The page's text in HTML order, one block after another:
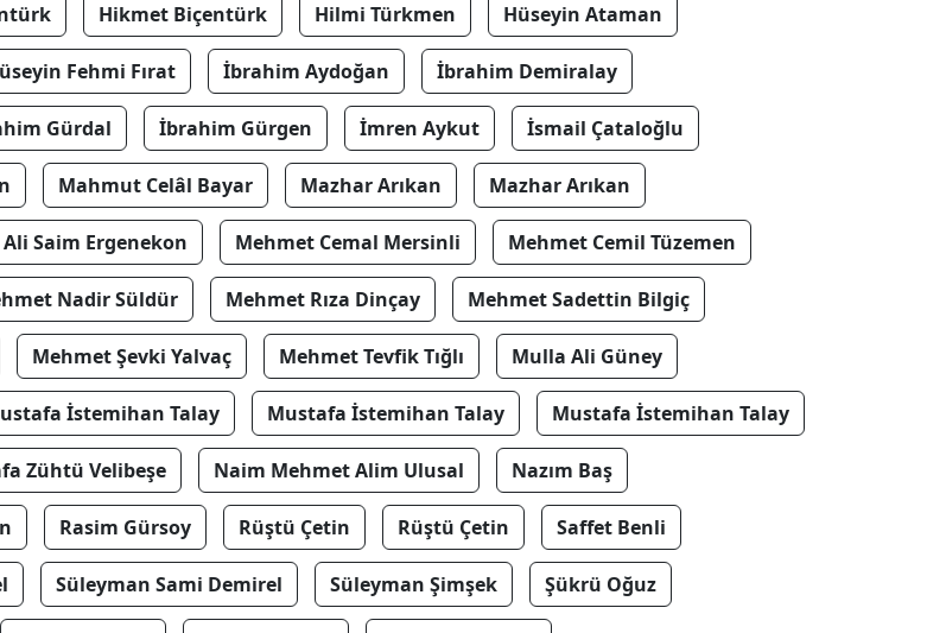
Hikmet Biçentürk Hilmi Türkmen Hüseyin Ataman
Fehmi Fırat İbrahim Aydoğan İbrahim Demiralay
Gürdal İbrahim Gürgen İmren Aykut İsmail Çataloğlu
Mahmut Celâl Bayar Mazhar Arıkan Mazhar Arıkan
Saim Ergenekon Mehmet Cemal Mersinli Mehmet Cemil Tüzemen
Nadir Süldür Mehmet Rıza Dinçay Mehmet Sadettin Bilgiç
Mehmet Şevki Yalvaç Mehmet Tevfik Tığlı Mulla Ali Güney
İstemihan Talay Mustafa İstemihan Talay Mustafa İstemihan Talay
Zühtü Velibeşe Naim Mehmet Alim Ulusal Nazım Baş
Rasim Gürsoy Rüştü Çetin Rüştü Çetin Saffet Benli
Süleyman Sami Demirel Süleyman Şimşek Şükrü Oğuz